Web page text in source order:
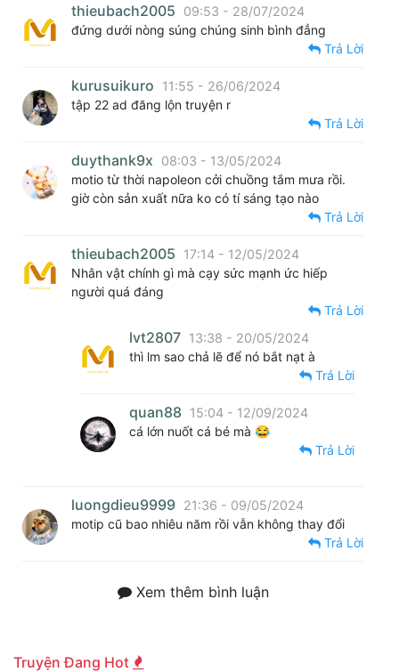
thieubach2005
09:53 - 28/07/2024
đứng dưới nòng súng chúng sinh bình đẳng
Trả Lời
kurusuikuro
11:55 - 26/06/2024
tập 22 ad đăng lộn truyện r
Trả Lời
duythank9x
08:03 - 13/05/2024
motio từ thời napoleon cởi chuồng tắm mưa rồi.
giờ còn sản xuất nữa ko có tí sáng tạo nào
Trả Lời
thieubach2005
17:14 - 12/05/2024
Nhân vật chính gì mà cạy sức mạnh ức hiếp
người quá đáng
Trả Lời
lvt2807 13:38 - 20/05/2024
thì lm sao chả lẽ để nó bắt nạt à
Trả Lời
quan88
15:04 - 12/09/2024
cá lớn nuốt cá bé mà 😂
Trả Lời
luongdieu9999 21:36 - 09/05/2024
motip cũ bao nhiêu năm rồi vẫn không thay đổi
Trả Lời
Xem thêm bình luận
Truyện Đang Hot